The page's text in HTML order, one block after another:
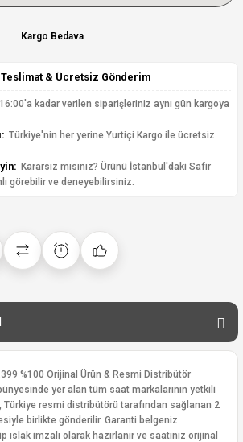
Kargo Bedava
Teslimat & Ücretsiz Gönderim
kadar verilen siparişleriniz aynı gün kargoya
Türkiye'nin her yerine Yurtiçi Kargo ile ücretsiz
Kararsız mısınız? Ürünü İstanbul'daki Safir
görebilir ve deneyebilirsiniz.
%100 Orijinal Ürün & Resmi Distribütör
yer alan tüm saat markalarının yetkili
Türkiye resmi distribütörü tarafından sağlanan 2
birlikte gönderilir. Garanti belgeniz
ıslak imzalı olarak hazırlanır ve saatiniz orijinal